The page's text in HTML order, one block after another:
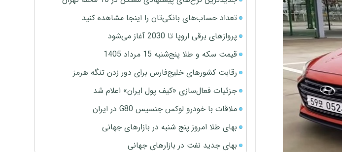
تعداد حساب‌های بانکی‌تان را اینجا مشاهده کنید
پروازهای برقی اروپا تا 2030 آغاز می‌شود
قیمت سکه و طلا پنج‌شنبه 15 مرداد 1405
رقابت کشورهای خلیج‌فارس برای دور زدن تنگه هرمز
جزئیات فعال‌سازی «کیف پول ایران» اعلام شد
ملاقات با خودرو لوکس جنسیس G80 در ایران
بهای طلا امروز پنج شنبه در بازارهای جهانی
بهای جدید نفت در بازارهای جهانی